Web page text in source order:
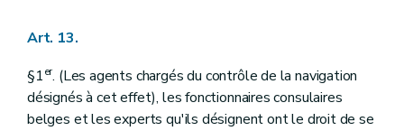
Art. 13.
§1er. (Les agents chargés du contrôle de la navigation
désignés à cet effet), les fonctionnaires consulaires
belges et les experts qu'ils désignent ont le droit de se